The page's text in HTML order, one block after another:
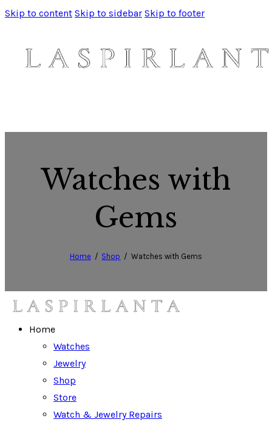
Skip to content Skip to sidebar Skip to footer
Watches with
Gems
Home Shop Watches with Gems
Home
Watches
Jewelry
Shop
Store
Watch & Jewelry Repairs